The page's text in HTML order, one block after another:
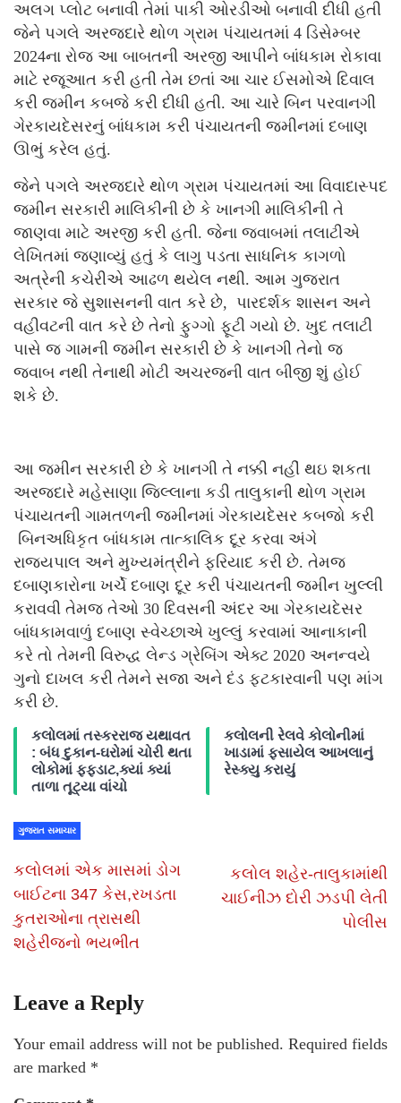
અલગ પ્લોટ બનાવી તેમાં પાકી ઓરડીઓ બનાવી દીધી હતી
જેને પગલે અરજદારે થોળ ગ્રામ પંચાયતમાં 4 ડિસેમ્બર
2024ના રોજ આ બાબતની અરજી આપીને બાંધકામ રોકાવા
માટે રજૂઆત કરી હતી તેમ છતાં આ ચાર ઈસમોએ દિવાલ
કરી જમીન કબજે કરી દીધી હતી. આ ચારે બિન પરવાનગી
ગેરકાયદેસરનું બાંધકામ કરી પંચાયતની જમીનમાં દબાણ
ઊભું કરેલ હતું.
જેને પગલે અરજદારે થોળ ગ્રામ પંચાયતમાં આ વિવાદાસ્પદ
જમીન સરકારી માલિકીની છે કે ખાનગી માલિકીની તે
જાણવા માટે અરજી કરી હતી. જેના જવાબમાં તલાટીએ
લેખિતમાં જણાવ્યું હતું કે લાગુ પડતા સાધનિક કાગળો
અત્રેની કચેરીએ આઢળ થયેલ નથી. આમ ગુજરાત
સરકાર જે સુશાસનની વાત કરે છે, પારદર્શક શાસન અને
વહીવટની વાત કરે છે તેનો ફુગ્ગો ફૂટી ગયો છે. ખુદ તલાટી
પાસે જ ગામની જમીન સરકારી છે કે ખાનગી તેનો જ
જવાબ નથી તેનાથી મોટી અચરજની વાત બીજી શું હોઈ
શકે છે.
આ જમીન સરકારી છે કે ખાનગી તે નક્કી નહીં થઇ શકતા
અરજદારે મહેસાણા જિલ્લાના કડી તાલુકાની થોળ ગ્રામ
પંચાયતની ગામતળની જમીનમાં ગેરકાયદેસર કબજો કરી
બિનઅધિકૃત બાંધકામ તાત્કાલિક દૂર કરવા અંગે
રાજ્યપાલ અને મુખ્યમંત્રીને ફરિયાદ કરી છે. તેમજ
દબાણકારોના ખર્ચે દબાણ દૂર કરી પંચાયતની જમીન ખુલ્લી
કરાવવી તેમજ તેઓ 30 દિવસની અંદર આ ગેરકાયદેસર
બાંધકામવાળું દબાણ સ્વેચ્છાએ ખુલ્લું કરવામાં આનાકાની
કરે તો તેમની વિરુદ્ધ લેન્ડ ગ્રેબિંગ એક્ટ 2020 અનન્વયે
ગુનો દાખલ કરી તેમને સજા અને દંડ ફટકારવાની પણ માંગ
કરી છે.
કલોલમાં તસ્કરરાજ યથાવત
: બંધ દુકાન-ઘરોમાં ચોરી થતા
લોકોમાં ફફડાટ,ક્યાં ક્યાં
તાળા તૂટ્યા વાંચો
કલોલની રેલવે કોલોનીમાં
ખાડામાં ફસાયેલ આખલાનું
રેસ્ક્યુ કરાયું
ગુજરાત સમાચાર
કલોલમાં એક માસમાં ડોગ
બાઈટના 347 કેસ,રખડતા
કુતરાઓના ત્રાસથી
શહેરીજનો ભયભીત
કલોલ શહેર-તાલુકામાંથી
ચાઈનીઝ દોરી ઝડપી લેતી
પોલીસ
Leave a Reply
Your email address will not be published. Required fields
are marked *